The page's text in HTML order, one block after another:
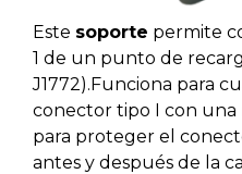
Este soporte permite
1 de un punto de
J1772).Funciona para
conector tipo I con una
para proteger el
antes y después de la